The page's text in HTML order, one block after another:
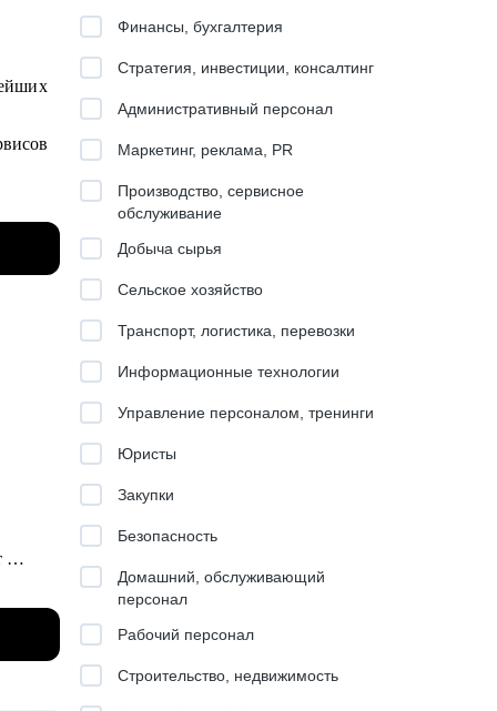
Финансы, бухгалтерия
Стратегия, инвестиции, консалтинг
Административный персонал
Маркетинг, реклама, PR
Производство, сервисное
обслуживание
Добыча сырья
Сельское хозяйство
Транспорт, логистика, перевозки
Информационные технологии
Управление персоналом, тренинги
Юристы
Закупки
Безопасность
Домашний, обслуживающий
персонал
Рабочий персонал
Строительство, недвижимость